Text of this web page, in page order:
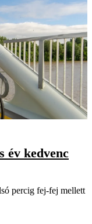
év kedvenc
percig fej-fej mellett